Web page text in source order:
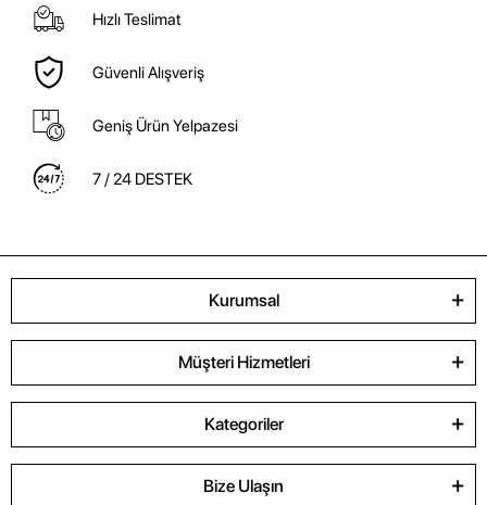
Hızlı Teslimat
Güvenli Alışveriş
Geniş Ürün Yelpazesi
7 / 24 DESTEK
Kurumsal
Müşteri Hizmetleri
Kategoriler
Bize Ulaşın